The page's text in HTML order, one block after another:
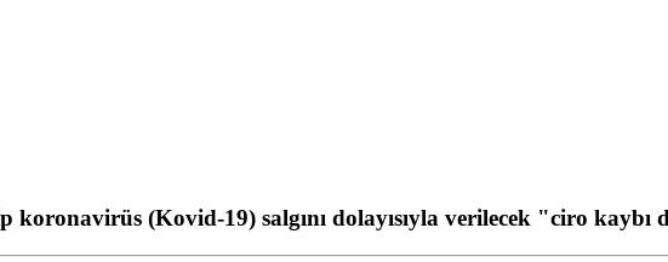
(Kovid-19) salgını dolayısıyla verilecek "ciro kaybı